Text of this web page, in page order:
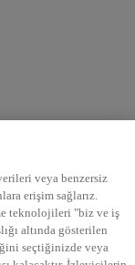
veya benzersiz
erişim sağlarız.
teknolojileri "biz ve iş
altında gösterilen
seçtiğinizde veya